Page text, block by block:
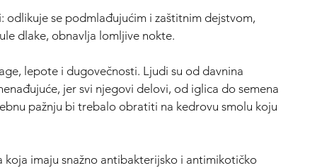
se podmlađujućim i zaštitnim dejstvom,
dlake, obnavlja lomljive nokte.
lepote i dugovečnosti. Ljudi su od davnina
jer svi njegovi delovi, od iglica do semena
pažnju bi trebalo obratiti na kedrovu smolu koju
imaju snažno antibakterijsko i antimikotičko